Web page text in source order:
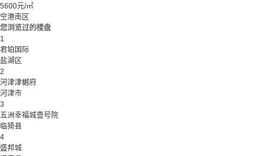
5600元/㎡
空港南区
您浏览过的楼盘
1
君铂国际
盐湖区
2
河津津樾府
河津市
3
五洲幸福城壹号院
临猗县
4
盛邦城